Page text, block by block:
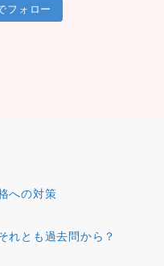
フォロー
への対策
れとも過去問から？